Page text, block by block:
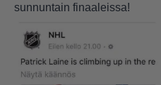
sunnuntain finaaleissa!